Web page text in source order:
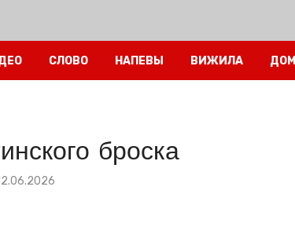
СЛОВО НАПЕВЫ ВИЖИЛА ДОМ
броска